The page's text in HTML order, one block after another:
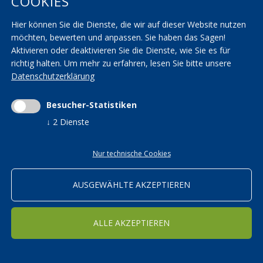
AGBs
Seminarräume
Transparenzbestimmungen
KVW Reisen
KVW Patronat
Impressum|Privacy|
kvwbildung@pec.rolmail.net
ORTSGRUPPEN
Bildung in den KVW Ortsgruppen
Hier können Sie die Dienste, die wir auf dieser Website nutzen
möchten, bewerten und anpassen. Sie haben das Sagen!
Aktivieren oder deaktivieren Sie die Dienste, wie Sie es für
richtig halten. Um mehr zu erfahren, lesen Sie bitte unsere
Datenschutzerklärung
Besucher-Statistiken
↓ 2 Dienste
Nur technische Cookies
AUSGEWÄHLTE AKZEPTIEREN
ALLE AKZEPTIEREN